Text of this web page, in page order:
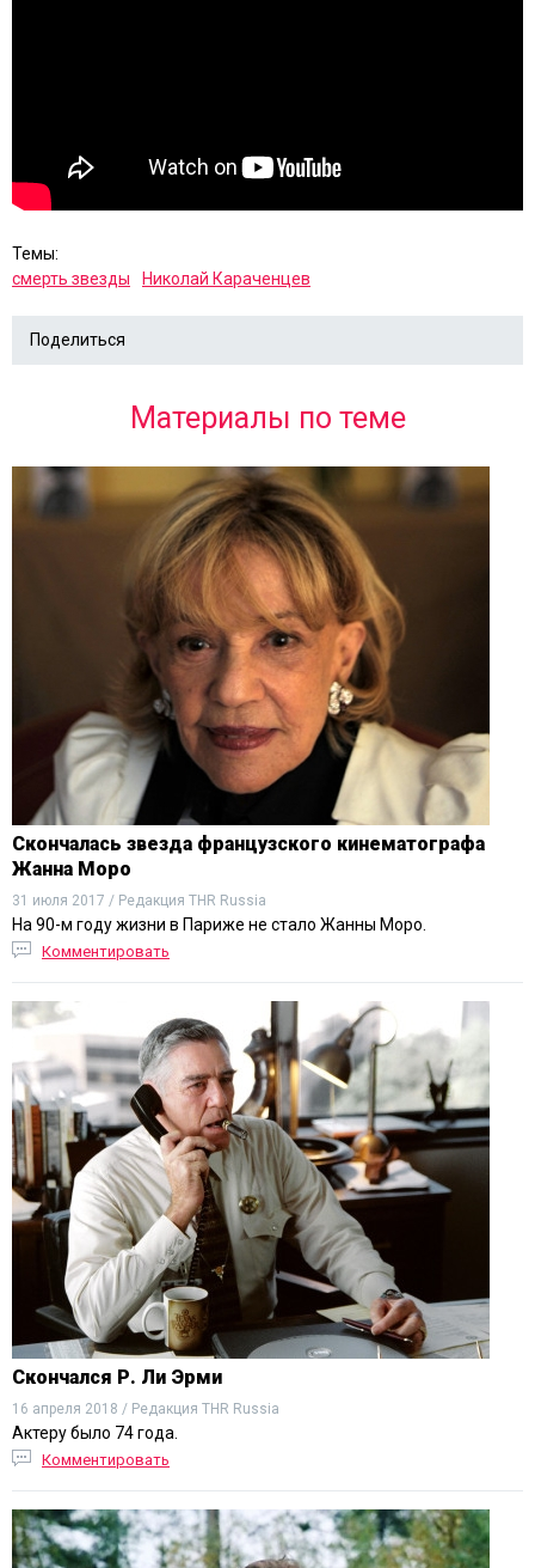
Темы:
смерть звезды
Николай Караченцев
Поделиться
Материалы по теме
Скончалась звезда французского кинематографа
Жанна Моро
31 июля 2017 / Редакция THR Russia
На 90-м году жизни в Париже не стало Жанны Моро.
Комментировать
Скончался Р. Ли Эрми
16 апреля 2018 / Редакция THR Russia
Актеру было 74 года.
Комментировать